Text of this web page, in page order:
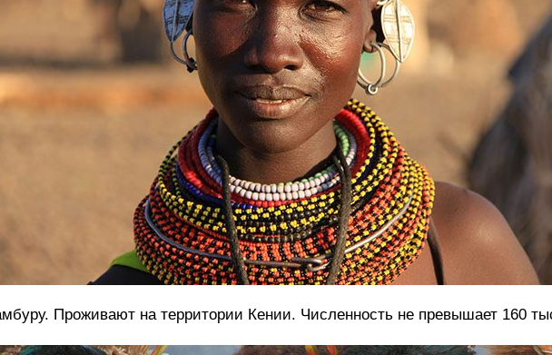
Проживают на территории Кении. Численность не превышает 160